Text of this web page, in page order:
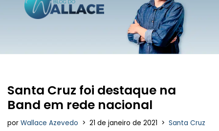
Santa Cruz foi destaque na
Band em rede nacional
por Wallace Azevedo 21 de janeiro de 2021 Santa Cruz